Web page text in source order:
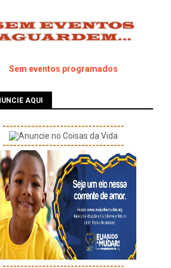
Sem eventos programados
AQUI
----------------------------------
----------------------------------
----------------------------------